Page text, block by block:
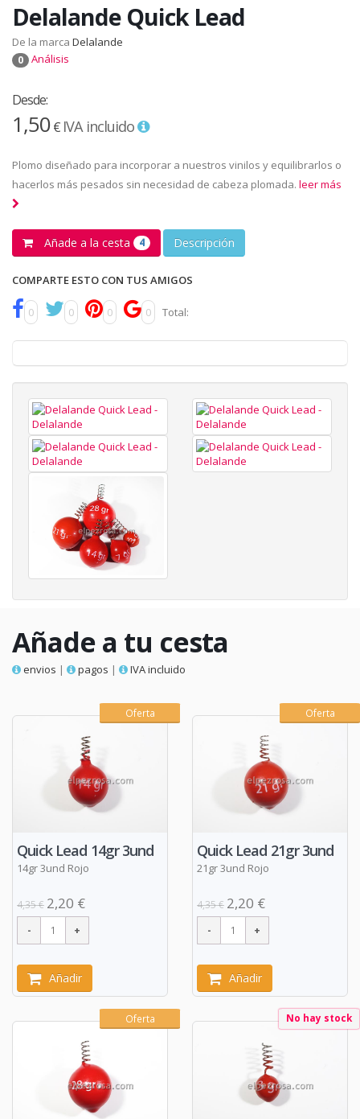
Delalande Quick Lead
De la marca Delalande
0 Análisis
Desde:
1,50€ IVA incluido
Plomo diseñado para incorporar a nuestros vinilos y equilibrarlos o
hacerlos más pesados sin necesidad de cabeza plomada. leer más
Añade a la cesta 4 Descripción
COMPARTE ESTO CON TUS AMIGOS
0 0 0 0 Total:
Añade a tu cesta
envios | pagos | IVA incluido
Oferta
Quick Lead 14gr 3und
14gr 3und Rojo
4,35 € 2,20 €
Añadir
Oferta
Quick Lead 21gr 3und
21gr 3und Rojo
4,35 € 2,20 €
Añadir
Oferta No hay stock